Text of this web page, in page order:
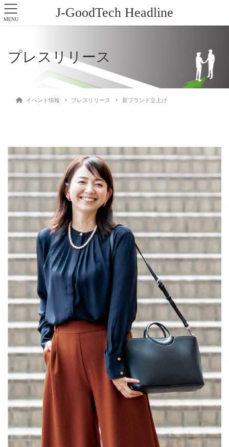
J-GoodTech Headline
プレスリリース
イベント情報 プレスリリース 新ブランド立上げ
MENU